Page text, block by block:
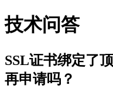
技术问答
SSL证书绑定了
再申请吗？